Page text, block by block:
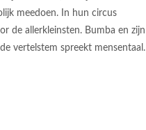
meedoen. In hun circus
de allerkleinsten. Bumba en zijn
vertelstem spreekt mensentaal.